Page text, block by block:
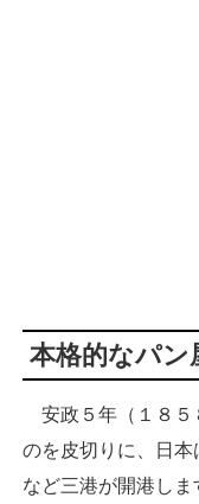
本格的なパン
安政５年（１８５
のを皮切りに、日
など三港が開港し